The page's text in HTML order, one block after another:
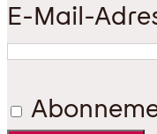
E-Mail-